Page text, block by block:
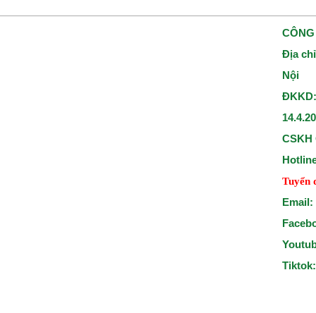
Địa
Nội
CSKH
Tuyển
Email: